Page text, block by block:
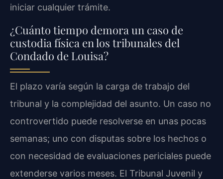
iniciar cualquier trámite.
¿Cuánto tiempo demora un caso de
custodia física en los tribunales del
Condado de Louisa?
El plazo varía según la carga de trabajo del
tribunal y la complejidad del asunto. Un caso no
controvertido puede resolverse en unas pocas
semanas; uno con disputas sobre los hechos o
con necesidad de evaluaciones periciales puede
extenderse varios meses. El Tribunal Juvenil y